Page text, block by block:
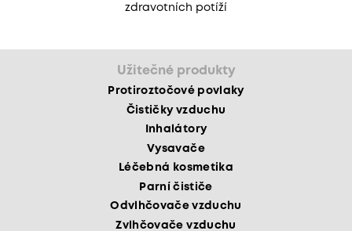
zdravotních potíží
Užitečné produkty
Protiroztočové povlaky
Čističky vzduchu
Inhalátory
Vysavače
Léčebná kosmetika
Parní čističe
Odvlhčovače vzduchu
Zvlhčovače vzduchu